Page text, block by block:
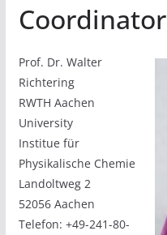
Coordinator
Prof. Dr. Walter
Richtering
RWTH Aachen
University
Institue für
Physikalische Chemie
Landoltweg 2
52056 Aachen
Telefon: +49-241-80-